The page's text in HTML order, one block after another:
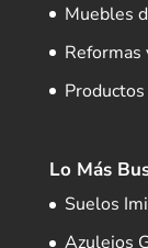
Muebles
Reformas
Lo Más
Suelos
Azulejos